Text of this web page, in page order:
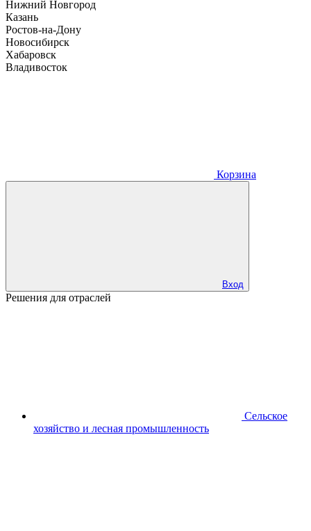
Нижний Новгород
Казань
Ростов-на-Дону
Новосибирск
Хабаровск
Владивосток
Корзина
Вход
Решения для отраслей
Сельское
хозяйство и лесная промышленность